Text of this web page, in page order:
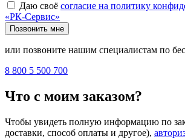
Даю своё согласие на политику
«РК-Сервис»
Позвонить мне
или позвоните нашим специалистам по
8 800 5 500 700
Что с моим заказом?
Чтобы увидеть полную информацию по
доставки, способ оплаты и другое),